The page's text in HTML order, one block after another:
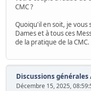
CMC ?
Quoiqu'il en soit, je
Dames et à tous ces
de la pratique de la CMC.
Discussions générales
Décembre 15, 2025,